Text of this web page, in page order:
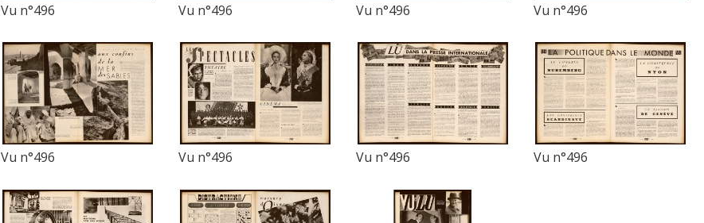
Vu n°496 Vu n°496 Vu n°496 Vu n°496
Vu n°496 Vu n°496 Vu n°496 Vu n°496